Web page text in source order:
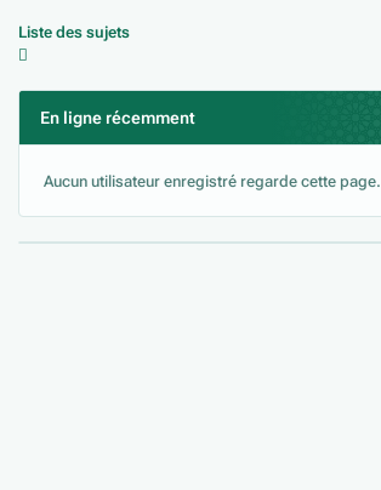
Liste des sujets
En ligne récemment
Aucun utilisateur enregistré regarde cette page.